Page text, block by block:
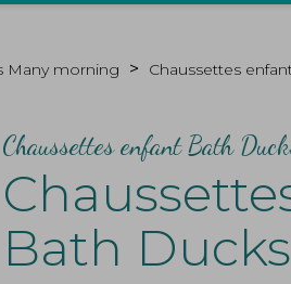
Many morning Chaussettes
Chaussettes enfant Bath
Bath Ducks